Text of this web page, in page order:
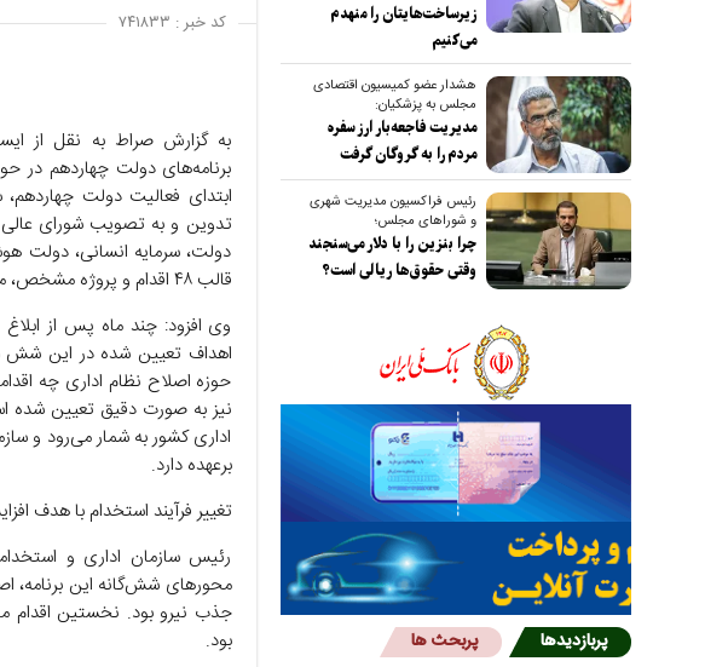
کد خبر : ۷۴۱۸۳۳
به گزارش صراط به نقل از
برنامه‌های دولت چهاردهم در
ابتدای فعالیت دولت
تدوین و به تصویب شورای
دولت، سرمایه انسانی، دولت
قالب ۴۸ اقدام و پروژه مشخص، مسیر اصلاح نظام اداری را ترسیم کرد.
وی افزود: چند ماه پس از
اهداف تعیین‌ شده در این شش
حوزه اصلاح نظام اداری چه
نیز به صورت دقیق تعیین شده
اداری کشور به شمار می‌رود و
برعهده دارد.
تغییر فرآیند استخدام با هدف
رئیس سازمان اداری و
محورهای شش‌گانه این برنامه،
جذب نیرو بود. نخستین اقدام
بود.
زیرساخت‌هایتان را منهدم
می‌کنیم
هشدار عضو کمیسیون اقتصادی
مجلس به پزشکیان:
مدیریت فاجعه‌بار ارز سفره
مردم را به گروگان گرفت
رئیس فراکسیون مدیریت شهری
و شوراهای مجلس؛
چرا بنزین را با دلار می‌سنجند
وقتی حقوق‌ها ریالی است؟
پربازدیدها پربحث ها